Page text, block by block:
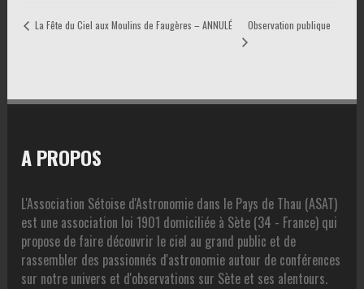
La Fête du Ciel aux Moulins de Faugères – ANNULÉ Observation publique
A PROPOS
L'Association Sétoise d'Astronomie dans le Pays de Thau (ASAT)
est une association loi 1901 domiciliée à Sète (34 - France) qui
propose de faire découvrir le ciel au grand public et de
rassembler des passionnés d'astronomie autour de conférences
sur notre univers et d'observations sur Sète et ses alentours.